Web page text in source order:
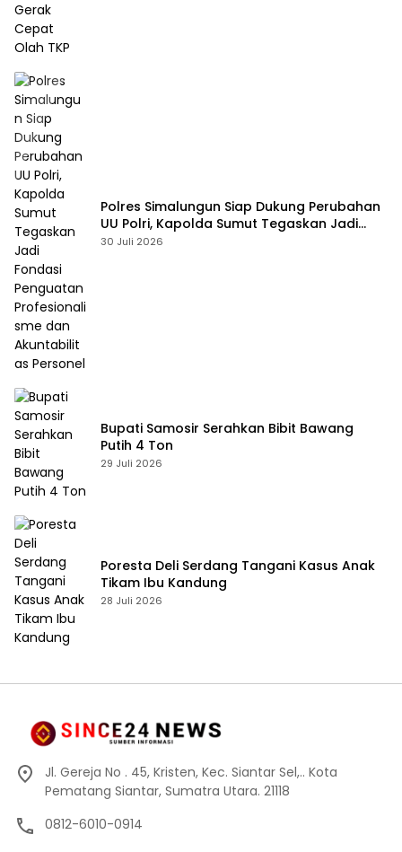
Polres Simalungun Siap Dukung Perubahan
UU Polri, Kapolda Sumut Tegaskan Jadi
Fondasi Penguatan Profesionalisme dan
30 Juli 2026
Bupati Samosir Serahkan Bibit Bawang
Putih 4 Ton
29 Juli 2026
Poresta Deli Serdang Tangani Kasus Anak
Tikam Ibu Kandung
28 Juli 2026
Jl. Gereja No . 45, Kristen, Kec. Siantar Sel,.. Kota
Pematang Siantar, Sumatra Utara. 21118
0812-6010-0914